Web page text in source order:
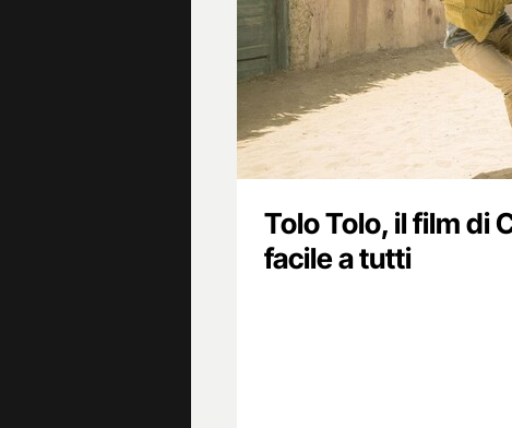
Tolo Tolo, il film di
facile a tutti